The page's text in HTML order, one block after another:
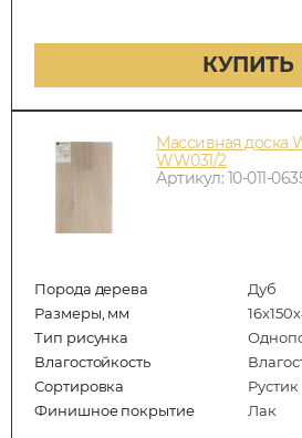
КУПИТЬ
Массивная доска
WW031/2
Артикул: 10-011-
Порода дерева
Дуб
Размеры, мм
Тип рисунка
Влагостойкость
Сортировка
Рустик
Финишное покрытие
Лак